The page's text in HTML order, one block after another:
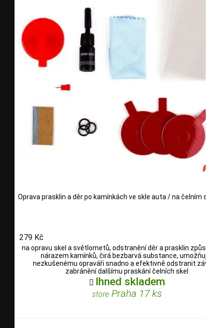
Oprava prasklin a děr po kamínkách ve skle auta / na čelním skle
279 Kč
na opravu skel a světlometů, odstranění děr a prasklin
nárazem kamínků, čirá bezbarvá substance, umožňuje i
nezkušenému opraváři snadno a efektivně odstranit
zabránění dalšímu praskání čelních skel
 Ihned skladem
store Praha 17 ks